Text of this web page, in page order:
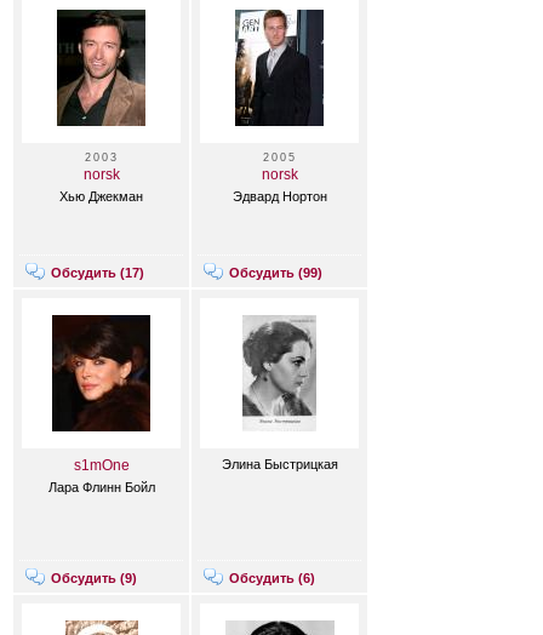
2003
norsk
Хью Джекман
Обсудить (17)
2005
norsk
Эдвард Нортон
Обсудить (99)
s1mOne
Лара Флинн Бойл
Обсудить (9)
Элина Быстрицкая
Обсудить (6)